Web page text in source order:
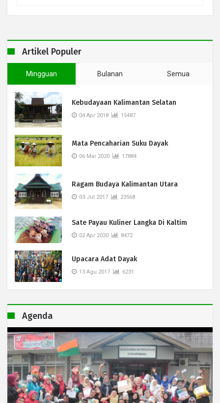
Artikel Populer
Mingguan Bulanan Semua
Kebudayaan Kalimantan Selatan
04 Apr 2018 15487
Mata Pencaharian Suku Dayak
06 Mar 2020 17884
Ragam Budaya Kalimantan Utara
03 Jul 2017 23568
Sate Payau Kuliner Langka Di Kaltim
02 Apr 2020 8472
Upacara Adat Dayak
13 Agu 2017 6231
Agenda